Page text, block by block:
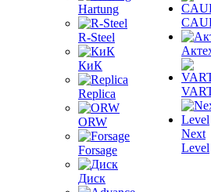
Hartung
R-Steel
КиК
Replica
ORW
Forsage
Диск
Next
Level